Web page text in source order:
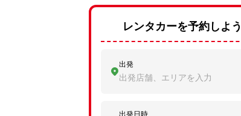
レンタカーを予約しよう
出発
出発店舗、エリアを入力
出発日時